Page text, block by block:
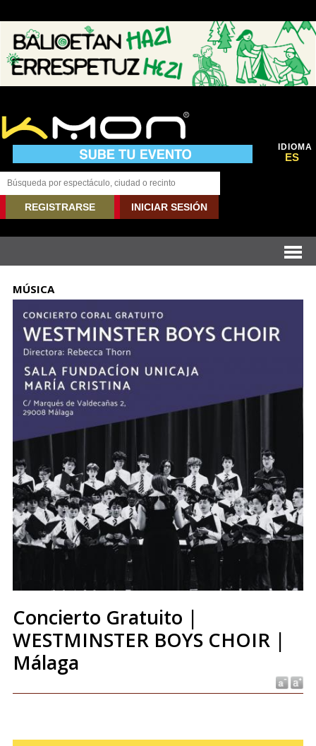
IDIOMA
ES
REGISTRARSE INICIAR SESIÓN
MÚSICA
Concierto Gratuito |
WESTMINSTER BOYS CHOIR |
Málaga